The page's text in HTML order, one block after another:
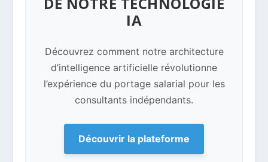
IA
Découvrez comment notre architecture
d’intelligence artificielle révolutionne
l’expérience du portage salarial pour les
consultants indépendants.
Découvrir la plateforme